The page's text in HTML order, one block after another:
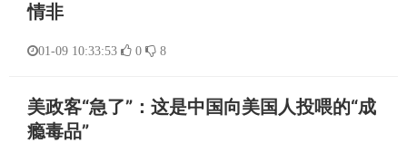
情非
01-09 10:33:53 0 8
美政客“急了”：这是中国向美国人投喂的“成
瘾毒品”